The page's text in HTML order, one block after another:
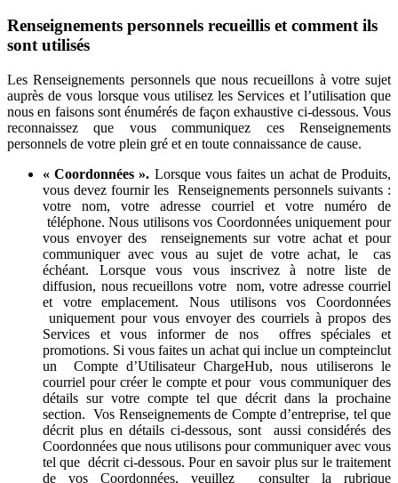
Renseignements personnels recueillis et comment ils
sont utilisés
Les Renseignements personnels que nous recueillons à votre sujet
auprès de vous lorsque vous utilisez les Services et l’utilisation que
nous en faisons sont énumérés de façon exhaustive ci-dessous. Vous
reconnaissez que vous communiquez ces Renseignements
personnels de votre plein gré et en toute connaissance de cause.
« Coordonnées ». Lorsque vous faites un achat de Produits,
vous devez fournir les Renseignements personnels suivants :
votre nom, votre adresse courriel et votre numéro de
téléphone. Nous utilisons vos Coordonnées uniquement pour
vous envoyer des renseignements sur votre achat et pour
communiquer avec vous au sujet de votre achat, le cas
échéant. Lorsque vous vous inscrivez à notre liste de
diffusion, nous recueillons votre nom, votre adresse courriel
et votre emplacement. Nous utilisons vos Coordonnées
uniquement pour vous envoyer des courriels à propos des
Services et vous informer de nos offres spéciales et
promotions. Si vous faites un achat qui inclue un compteinclut
un Compte d’Utilisateur ChargeHub, nous utiliserons le
courriel pour créer le compte et pour vous communiquer des
détails sur votre compte tel que décrit dans la prochaine
section. Vos Renseignements de Compte d’entreprise, tel que
décrit plus en détails ci-dessous, sont aussi considérés des
Coordonnées que nous utilisons pour communiquer avec vous
tel que décrit ci-dessous. Pour en savoir plus sur le traitement
de vos Coordonnées, veuillez consulter la rubrique